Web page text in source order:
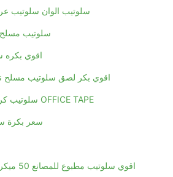
سلوتيب الوان سلوتيب
سلوتيب
اقوي بكره
اقوي بكر لصق سلوتيب
سلوتيب كريستال مكتبي للمكتبات OFFICE TAPE
سعر بكرة
اقوي